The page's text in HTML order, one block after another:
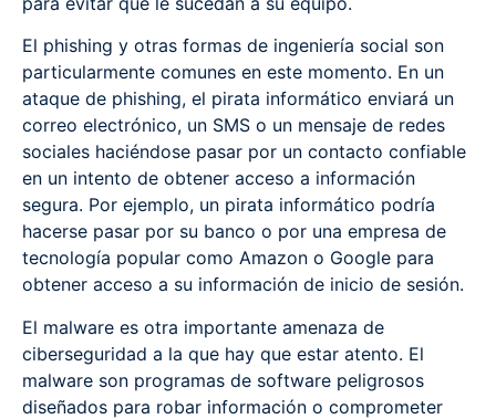
El phishing y otras formas de ingeniería social son
particularmente comunes en este momento. En un
ataque de phishing, el pirata informático enviará un
correo electrónico, un SMS o un mensaje de redes
sociales haciéndose pasar por un contacto confiable
en un intento de obtener acceso a información
segura. Por ejemplo, un pirata informático podría
hacerse pasar por su banco o por una empresa de
tecnología popular como Amazon o Google para
obtener acceso a su información de inicio de sesión.
El malware es otra importante amenaza de
ciberseguridad a la que hay que estar atento. El
malware son programas de software peligrosos
diseñados para robar información o comprometer